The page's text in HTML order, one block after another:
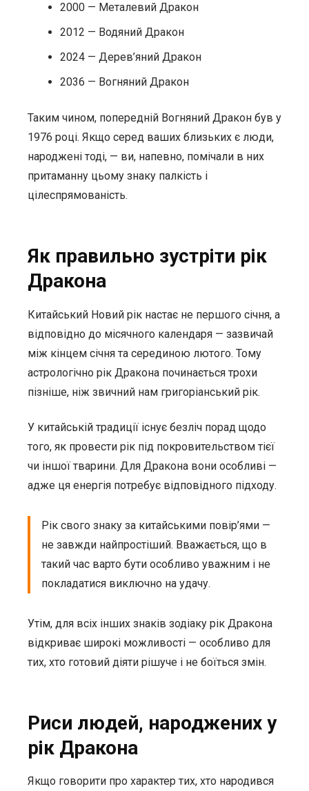
2000 — Металевий Дракон
2012 — Водяний Дракон
2024 — Дерев’яний Дракон
2036 — Вогняний Дракон
Таким чином, попередній Вогняний Дракон був у
1976 році. Якщо серед ваших близьких є люди,
народжені тоді, — ви, напевно, помічали в них
притаманну цьому знаку палкість і
цілеспрямованість.
Як правильно зустріти рік
Дракона
Китайський Новий рік настає не першого січня, а
відповідно до місячного календаря — зазвичай
між кінцем січня та серединою лютого. Тому
астрологічно рік Дракона починається трохи
пізніше, ніж звичний нам григоріанський рік.
У китайській традиції існує безліч порад щодо
того, як провести рік під покровительством тієї
чи іншої тварини. Для Дракона вони особливі —
адже ця енергія потребує відповідного підходу.
Рік свого знаку за китайськими повір’ями —
не завжди найпростіший. Вважається, що в
такий час варто бути особливо уважним і не
покладатися виключно на удачу.
Утім, для всіх інших знаків зодіаку рік Дракона
відкриває широкі можливості — особливо для
тих, хто готовий діяти рішуче і не боїться змін.
Риси людей, народжених у
рік Дракона
Якщо говорити про характер тих, хто народився